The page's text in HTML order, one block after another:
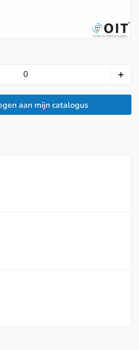
aan mijn catalogus